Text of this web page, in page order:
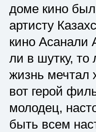
доме кино
артисту
кино
ли в шутку, то
жизнь мечтал
вот герой
молодец,
быть всем